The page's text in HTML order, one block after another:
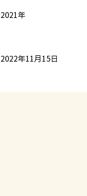
2021年
2022年11月15日